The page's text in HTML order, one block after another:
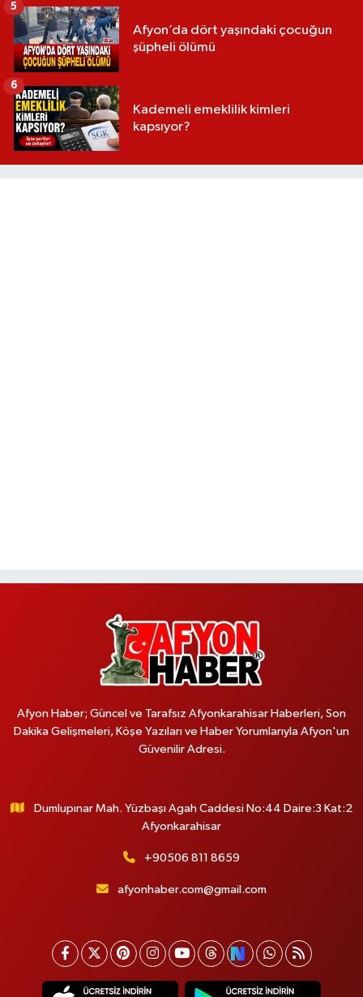
Afyon’da dört yaşındaki çocuğun
şüpheli ölümü
5
Kademeli emeklilik kimleri
kapsıyor?
6
Afyon Haber; Güncel ve Tarafsız Afyonkarahisar Haberleri, Son
Dakika Gelişmeleri, Köşe Yazıları ve Haber Yorumlarıyla Afyon'un
Güvenilir Adresi.
Dumlupınar Mah. Yüzbaşı Agah Caddesi No:44 Daire:3 Kat:2
Afyonkarahisar
+90506 811 8659
afyonhaber.com@gmail.com